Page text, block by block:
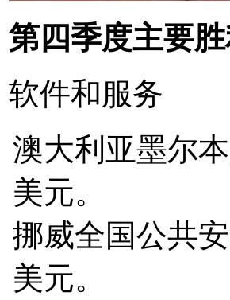
第四季度主要
软件和服务
澳大利亚墨尔
美元。
挪威全国公共
美元。